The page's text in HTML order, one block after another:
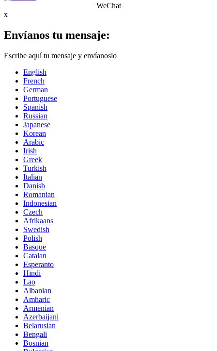
WeChat
x
Envíanos tu mensaje:
Escribe aquí tu mensaje y envíanoslo
English
French
German
Portuguese
Spanish
Russian
Japanese
Korean
Arabic
Irish
Greek
Turkish
Italian
Danish
Romanian
Indonesian
Czech
Afrikaans
Swedish
Polish
Basque
Catalan
Esperanto
Hindi
Lao
Albanian
Amharic
Armenian
Azerbaijani
Belarusian
Bengali
Bosnian